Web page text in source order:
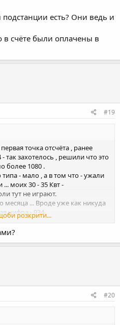
подстанции есть? Они ведь и
в счёте были оплачены в
#19
точка отсчёта , ранее
так захотелось , решили что это
более 1080 .
типа - мало , а в том что - ужали
моих 30 - 35 Квт -
тут не играют.
месяца ... Вроде уже как никуда
цифра - 934...
)))
совести местных районных
что что электрика в сеть
тянуть ))) а сразу оформлять ...
розкрити...
#20